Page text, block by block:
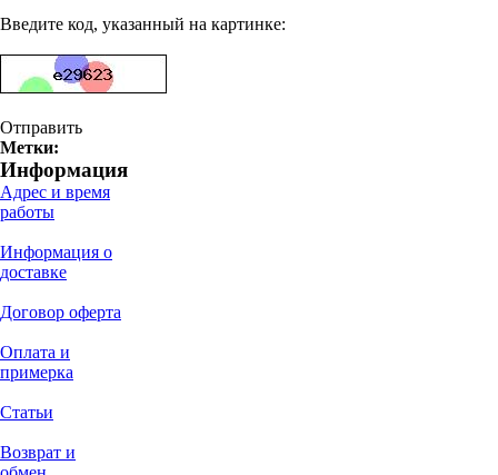
Введите код, указанный на картинке:
Отправить
Метки:
Информация
Адрес и время
работы
Информация о
доставке
Договор оферта
Оплата и
примерка
Статьи
Возврат и